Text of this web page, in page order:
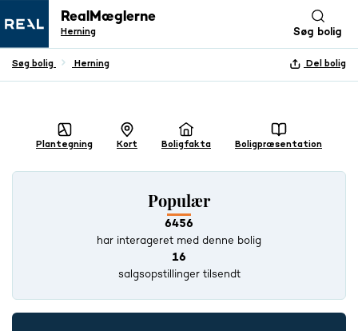
RealMæglerne
Herning Søg bolig
Søg bolig Herning Del bolig
+ 19 BILLEDER
Boligfakta
Plantegning Kort Boligpræsentation
Populær
6456
har interageret med denne bolig
16
salgsopstillinger tilsendt